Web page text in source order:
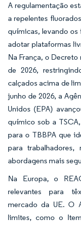
A regulamentação
a repelentes
químicas, levando
adotar plataformas
Na França, o Decreto
de 2026,
calçados acima de
junho de 2026, a
Unidos (EPA)
químico sob a
para o TBBPA que
para
abordagens mais
Na Europa, o
relevantes para
mercado da UE. O
limites, como o